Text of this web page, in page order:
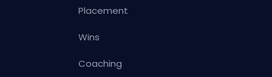
Placement
Wins
Coaching